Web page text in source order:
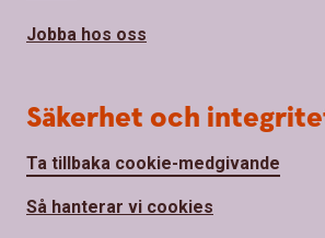
Jobba hos oss
Säkerhet och
Ta tillbaka cookie-medgivande
Så hanterar vi cookies